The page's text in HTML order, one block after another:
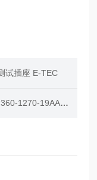
试插座 E-TEC
高频测试插座 E-TEC